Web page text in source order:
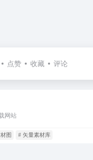
点赞 收藏 评论
网站
图 # 矢量素材库